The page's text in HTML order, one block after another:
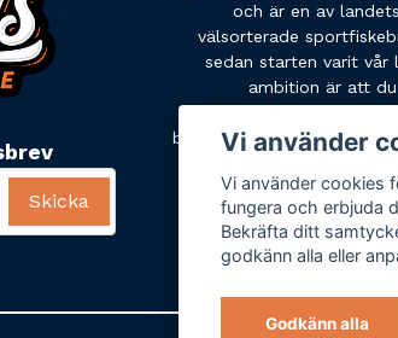
Skicka
och är en av
välsorterade
sedan starten varit vår
ambition är att
behöver. Tveka inte att slå
Vi använder
Vi använder cookies
fungera och erbjuda
Bekräfta ditt
godkänn alla eller
Godkänn alla